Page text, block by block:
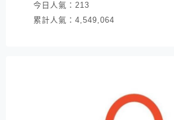
今日人氣： 213
累計人氣： 4,549,064